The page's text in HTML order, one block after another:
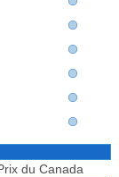
du Canada